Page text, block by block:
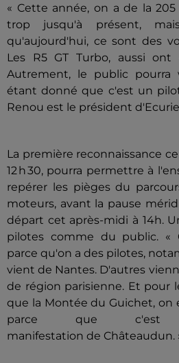
« Cette année, on a de la
trop jusqu'à présent,
qu'aujourd'hui, ce sont des
Les R5 GT Turbo, aussi
Autrement, le public pourra
étant donné que c'est un
Renou est le président
La première reconnaissance
12 h 30, pourra permettre à
repérer les pièges du
moteurs, avant la pause
départ cet après-midi à 14h.
pilotes comme du public. «
parce qu'on a des pilotes,
vient de Nantes. D'autres
de région parisienne. Et pour
que la Montée du Guichet, on
parce que c'est
manifestation de Châteaudun.